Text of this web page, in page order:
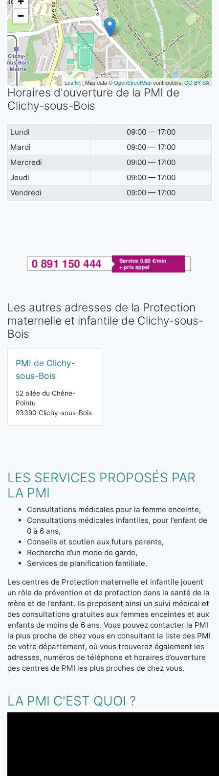
−
Leaflet| Map data ©OpenStreetMapcontributors,CC-BY-SA
Horaires d'ouverture de la PMI de
Clichy-sous-Bois
Lundi
09:00 — 17:00
Mardi
09:00 — 17:00
Mercredi
09:00 — 17:00
Jeudi
09:00 — 17:00
Vendredi
09:00 — 17:00
Les autres adresses de la Protection
maternelle et infantile de Clichy-sous-
Bois
PMI de Clichy-
sous-Bois
52 allée du Chêne-
Pointu
93390 Clichy-sous-Bois
LES SERVICES PROPOSÉS PAR
LA PMI
Consultations médicales pour la femme enceinte,
Consultations médicales infantiles, pour l’enfant de
0 à 6 ans,
Conseils et soutien aux futurs parents,
Recherche d’un mode de garde,
Services de planification familiale.
Les centres de Protection maternelle et infantile jouent
un rôle de prévention et de protection dans la santé de la
mère et de l’enfant. Ils proposent ainsi un suivi médical et
des consultations gratuites aux femmes enceintes et aux
enfants de moins de 6 ans. Vous pouvez contacter la PMI
la plus proche de chez vous en consultant la liste des PMI
de votre département, où vous trouverez également les
adresses, numéros de téléphone et horaires d’ouverture
des centres de PMI les plus proches de chez vous.
LA PMI C'EST QUOI ?